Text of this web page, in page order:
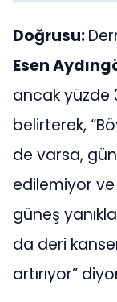
Doğrusu:
Esen
ancak yüzde
belirterek,
de varsa,
edilemiyor
güneş
da deri
artırıyor”